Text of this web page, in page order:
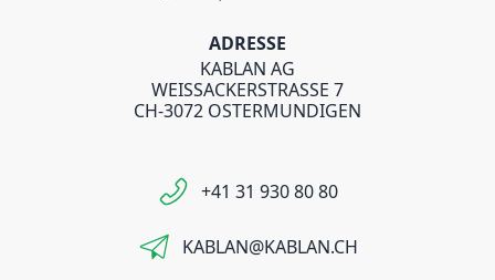
ADRESSE
KABLAN AG
WEISSACKERSTRASSE 7
CH-3072 OSTERMUNDIGEN
+41 31 930 80 80
KABLAN@KABLAN.CH